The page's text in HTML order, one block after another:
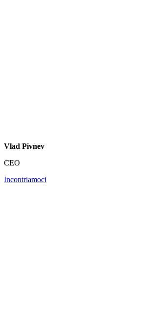
Vlad Pivnev
CEO
Incontriamoci